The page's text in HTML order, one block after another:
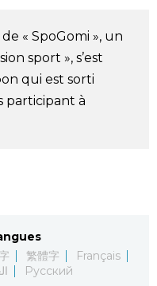
« SpoGomi », un
sport », s’est
qui est sorti
participant à
繁體字
Français
Русский